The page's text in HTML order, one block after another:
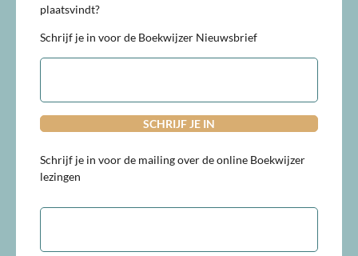
plaatsvindt?
Schrijf je in voor de Boekwijzer Nieuwsbrief
E-
Schrijf je in voor de mailing over de online Boekwijzer
lezingen
E-